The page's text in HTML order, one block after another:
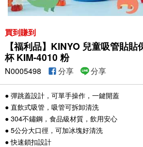
買到賺到
【福利品】KINYO 兒童吸管貼貼
杯 KIM-4010 粉
N0005498 分享 分享
● 彈跳蓋設計，可單手操作，一鍵開蓋
● 直飲式吸管，吸管可拆卸清洗
● 304不鏽鋼，食品級材質，飲用安心
● 5公分大口徑，可加冰塊好清洗
● 快速鎖扣設計